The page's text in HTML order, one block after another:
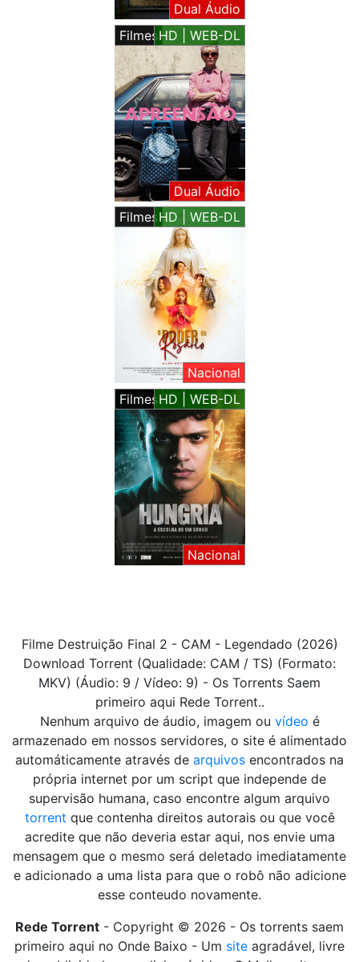
Dual Áudio
FilmesHD | WEB-DL
Dual Áudio
FilmesHD | WEB-DL
Nacional
FilmesHD | WEB-DL
Nacional
Filme Destruição Final 2 - CAM - Legendado (2026)
Download Torrent (Qualidade: CAM / TS) (Formato:
MKV) (Áudio: 9 / Vídeo: 9) - Os Torrents Saem
primeiro aqui Rede Torrent..
Nenhum arquivo de áudio, imagem ou vídeo é
armazenado em nossos servidores, o site é alimentado
automáticamente através de arquivos encontrados na
própria internet por um script que independe de
supervisão humana, caso encontre algum arquivo
torrent que contenha direitos autorais ou que você
acredite que não deveria estar aqui, nos envie uma
mensagem que o mesmo será deletado imediatamente
e adicionado a uma lista para que o robô não adicione
esse conteudo novamente.
Rede Torrent - Copyright © 2026 - Os torrents saem
primeiro aqui no Onde Baixo - Um site agradável, livre